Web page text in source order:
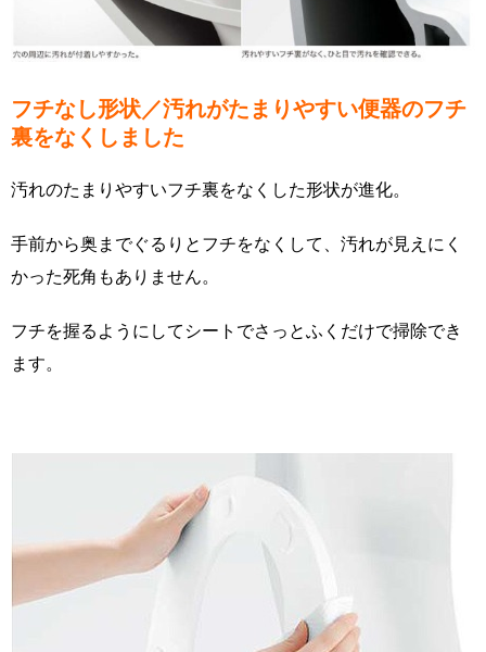
フチなし形状／汚れがたまりやすい便器のフチ
裏をなくしました
汚れのたまりやすいフチ裏をなくした形状が進化。
手前から奥までぐるりとフチをなくして、汚れが見えにく
かった死角もありません。
フチを握るようにしてシートでさっとふくだけで掃除でき
ます。